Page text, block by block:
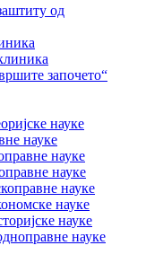
од
започето“
науке
науке
науке
науке
науке
науке
науке
науке